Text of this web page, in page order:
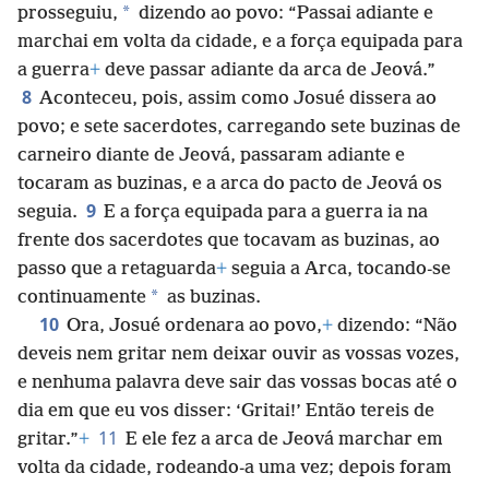
prosseguiu, * dizendo ao povo: “Passai adiante e
marchai em volta da cidade, e a força equipada para
a guerra+ deve passar adiante da arca de Jeová.”
8 Aconteceu, pois, assim como Josué dissera ao
povo; e sete sacerdotes, carregando sete buzinas de
carneiro diante de Jeová, passaram adiante e
tocaram as buzinas, e a arca do pacto de Jeová os
seguia. 9 E a força equipada para a guerra ia na
frente dos sacerdotes que tocavam as buzinas, ao
passo que a retaguarda+ seguia a Arca, tocando-se
continuamente * as buzinas.
10 Ora, Josué ordenara ao povo,+ dizendo: “Não
deveis nem gritar nem deixar ouvir as vossas vozes,
e nenhuma palavra deve sair das vossas bocas até o
dia em que eu vos disser: ‘Gritai!’ Então tereis de
gritar.”+ 11 E ele fez a arca de Jeová marchar em
volta da cidade, rodeando-a uma vez; depois foram